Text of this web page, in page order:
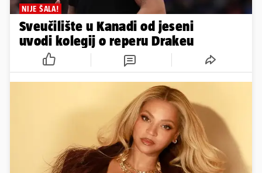
NIJE ŠALA!
Sveučilište u Kanadi od jeseni
uvodi kolegij o reperu Drakeu